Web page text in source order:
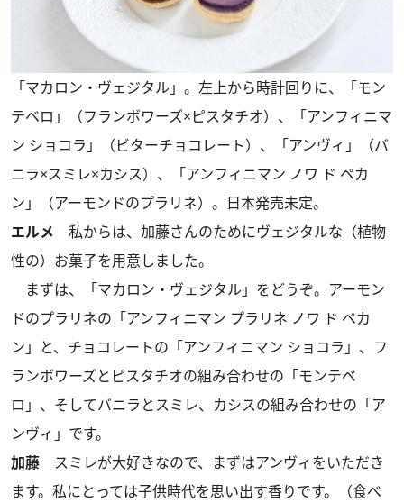
「マカロン・ヴェジタル」。左上から時計回りに、「モン
テベロ」（フランボワーズ×ピスタチオ）、「アンフィニマ
ン ショコラ」（ビターチョコレート）、「アンヴィ」（バ
ニラ×スミレ×カシス）、「アンフィニマン ノワ ド ペカ
ン」（アーモンドのプラリネ）。日本発売未定。
エルメ 私からは、加藤さんのためにヴェジタルな（植物
性の）お菓子を用意しました。
まずは、「マカロン・ヴェジタル」をどうぞ。アーモン
ドのプラリネの「アンフィニマン プラリネ ノワ ド ペカ
ン」と、チョコレートの「アンフィニマン ショコラ」、フ
ランボワーズとピスタチオの組み合わせの「モンテベ
ロ」、そしてバニラとスミレ、カシスの組み合わせの「ア
ンヴィ」です。
加藤 スミレが大好きなので、まずはアンヴィをいただき
ます。私にとっては子供時代を思い出す香りです。（食べ